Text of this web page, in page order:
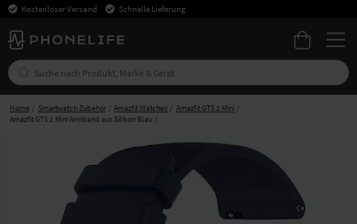
Kostenloser Versand Schnelle Lieferung
Home Smartwatch Zubehör Amazfit Watches
Amazfit GTS 2 Mini
Amazfit GTS 2 Mini Armband aus Silikon Blau